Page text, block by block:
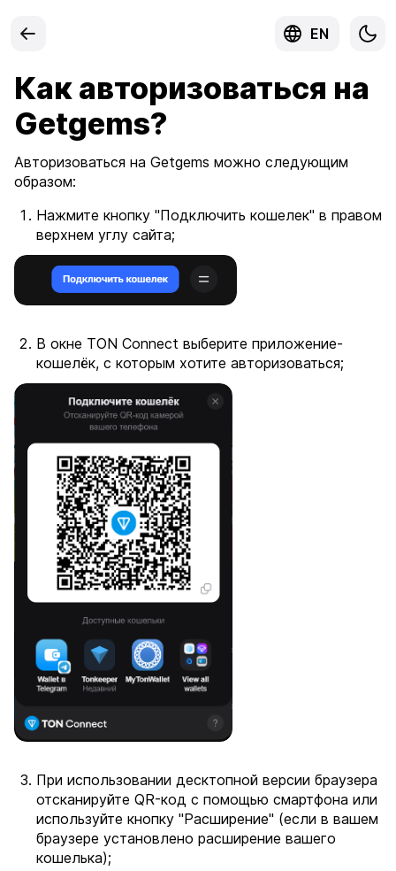
EN
Как авторизоваться на
Getgems?
Авторизоваться на Getgems можно следующим
образом:
Нажмите кнопку "Подключить кошелек" в правом
верхнем углу сайта;
В окне TON Connect выберите приложение-
кошелёк, с которым хотите авторизоваться;
При использовании десктопной версии браузера
отсканируйте QR-код с помощью смартфона или
используйте кнопку "Расширение" (если в вашем
браузере установлено расширение вашего
кошелька);